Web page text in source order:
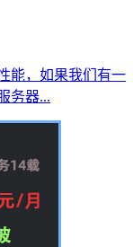
能，如果我们有一
务器...